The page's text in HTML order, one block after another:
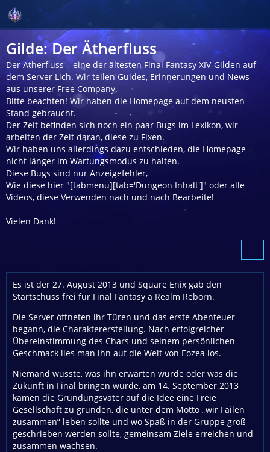
Gilde: Der Ätherfluss
Der Ätherfluss – eine der ältesten Final Fantasy XIV‑Gilden auf
dem Server Lich. Wir teilen Guides, Erinnerungen und News
aus unserer Free Company.
Bitte beachten! Wir haben die Homepage auf dem neusten
Stand gebraucht.
Der Zeit befinden sich noch ein paar Bugs im Lexikon, wir
arbeiten der Zeit daran, diese zu Fixen.
Wir haben uns allerdings dazu entschieden, die Homepage
nicht länger im Wartungsmodus zu halten.
Diese Bugs sind nur Anzeigefehler,
Wie diese hier "[tabmenu][tab='Dungeon Inhalt']" oder alle
Videos, diese Verwenden nach und nach Bearbeite!
Vielen Dank!
Es ist der 27. August 2013 und Square Enix gab den
Startschuss frei für Final Fantasy a Realm Reborn.
Die Server öffneten ihr Türen und das erste Abenteuer
begann, die Charaktererstellung. Nach erfolgreicher
Übereinstimmung des Chars und seinem persönlichen
Geschmack lies man ihn auf die Welt von Eozea los.
Niemand wusste, was ihn erwarten würde oder was die
Zukunft in Final bringen würde, am 14. September 2013
kamen die Gründungsväter auf die Idee eine Freie
Gesellschaft zu gründen, die unter dem Motto „wir Failen
zusammen“ leben sollte und wo Spaß in der Gruppe groß
geschrieben werden sollte, gemeinsam Ziele erreichen und
zusammen wachsen.